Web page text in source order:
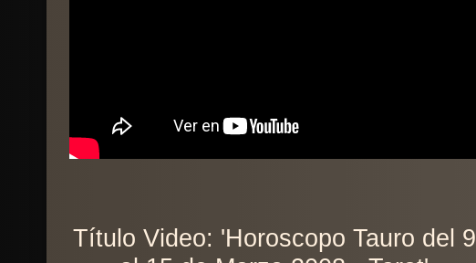
Título Video: 'Horoscopo Tauro del 9